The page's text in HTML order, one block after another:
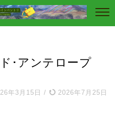
･アンテロープ
年3月15日 / 2026年7月25日